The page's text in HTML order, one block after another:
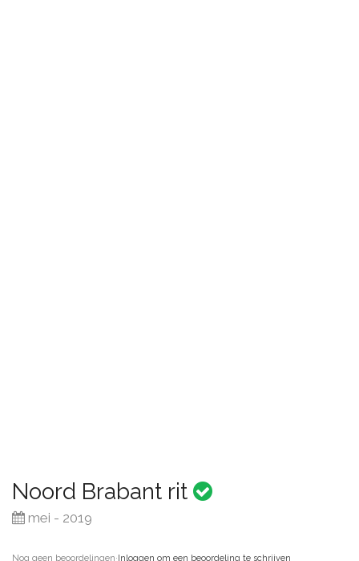
Noord Brabant rit
mei - 2019
Nog geen beoordelingen·Inloggen om een beoordeling te schrijven